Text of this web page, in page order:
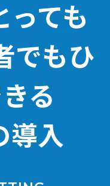
ても
でもひ
る
導入